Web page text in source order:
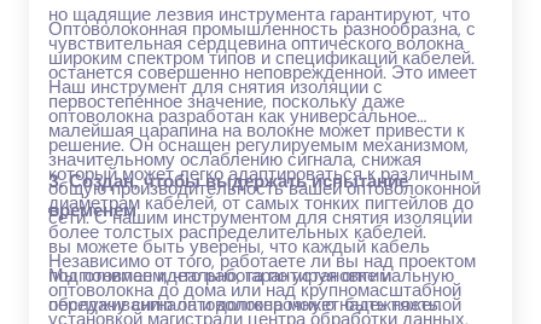
но щадящие лезвия инструмента гарантируют, что
чувствительная сердцевина оптического волокна
останется совершенно неповрежденной. Это имеет
первостепенное значение, поскольку даже
малейшая царапина на волокне может привести к
значительному ослаблению сигнала, снижая
общую производительность вашей оптоволоконной
сети. С нашим инструментом для снятия изоляции
вы можете быть уверены, что каждый кабель
подготовлен идеально, гарантируя оптимальную
передачу сигнала и долгосрочную надежность.
Оптоволоконная промышленность разнообразна, с
широким спектром типов и спецификаций кабелей.
Наш инструмент для снятия изоляции с
оптоволокна разработан как универсальное
решение. Он оснащен регулируемым механизмом,
который может легко адаптироваться к различным
диаметрам кабелей, от самых тонких пигтейлов до
более толстых распределительных кабелей.
Независимо от того, работаете ли вы над проектом
оптоволокна до дома или над крупномасштабной
установкой магистрали центра обработки данных,
3. Создан, чтобы выдержать испытание
временем
Мы понимаем, что работа по установке и
обслуживанию оптоволокна может быть тяжелой